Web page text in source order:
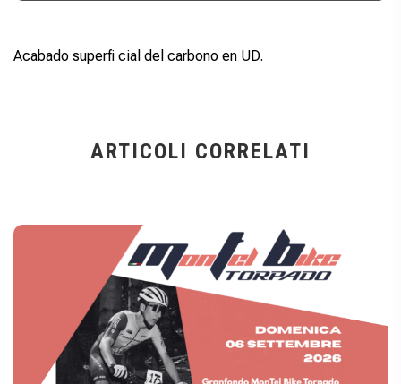
Acabado superfi cial del carbono en UD.
ARTICOLI CORRELATI